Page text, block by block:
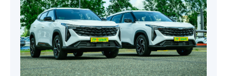
Новости компаний